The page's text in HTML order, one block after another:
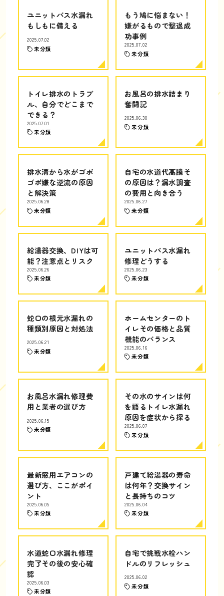
ユニットバス水漏れ
もしもに備える
2025.07.02
未分類
もう鳩に悩まない！
嫌がるもので撃退成
功事例
2025.07.02
未分類
トイレ排水のトラブ
ル、自分でどこまで
できる？
2025.07.01
未分類
お風呂の排水詰まり
奮闘記
2025.06.30
未分類
排水溝から水がゴボ
ゴボ嫌な逆流の原因
と解決策
2025.06.28
未分類
自宅の水道代高騰そ
の原因は？漏水調査
の費用と向き合う
2025.06.27
未分類
給湯器交換、DIYは可
能？注意点とリスク
2025.06.26
未分類
ユニットバス水漏れ
修理どうする
2025.06.23
未分類
蛇口の根元水漏れの
種類別原因と対処法
2025.06.21
未分類
ホームセンターのト
イレその価格と品質
機能のバランス
2025.06.16
未分類
お風呂水漏れ修理費
用と業者の選び方
2025.06.15
未分類
その水のサインは何
を語るトイレ水漏れ
原因を症状から探る
2025.06.07
未分類
最新窓用エアコンの
選び方、ここがポイ
ント
2025.06.05
未分類
戸建て給湯器の寿命
は何年？交換サイン
と長持ちのコツ
2025.06.04
未分類
水道蛇口水漏れ修理
完了その後の安心確
認
2025.06.03
未分類
自宅で挑戦水栓ハン
ドルのリフレッシュ
2025.06.02
未分類